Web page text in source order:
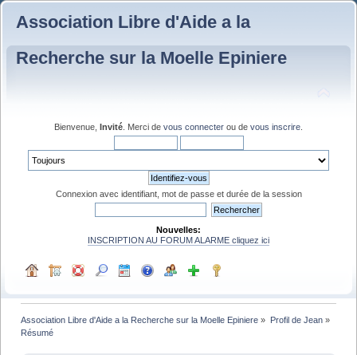
Association Libre d'Aide a la
Recherche sur la Moelle Epiniere
Bienvenue, Invité . Merci de vous connecter ou de vous inscrire
Connexion avec identifiant, mot de passe et durée de la session
Nouvelles:
INSCRIPTION AU FORUM ALARME cliquez ici
Association Libre d'Aide a la Recherche sur la Moelle Epiniere » Profil de Jean»
Résumé